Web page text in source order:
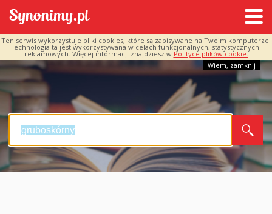
Ten serwis wykorzystuje pliki cookies, które są zapisywane na Twoim komputerze.
Technologia ta jest wykorzystywana w celach funkcjonalnych, statystycznych i
reklamowych. Więcej informacji znajdziesz w Polityce plików cookie.
Wiem, zamknij